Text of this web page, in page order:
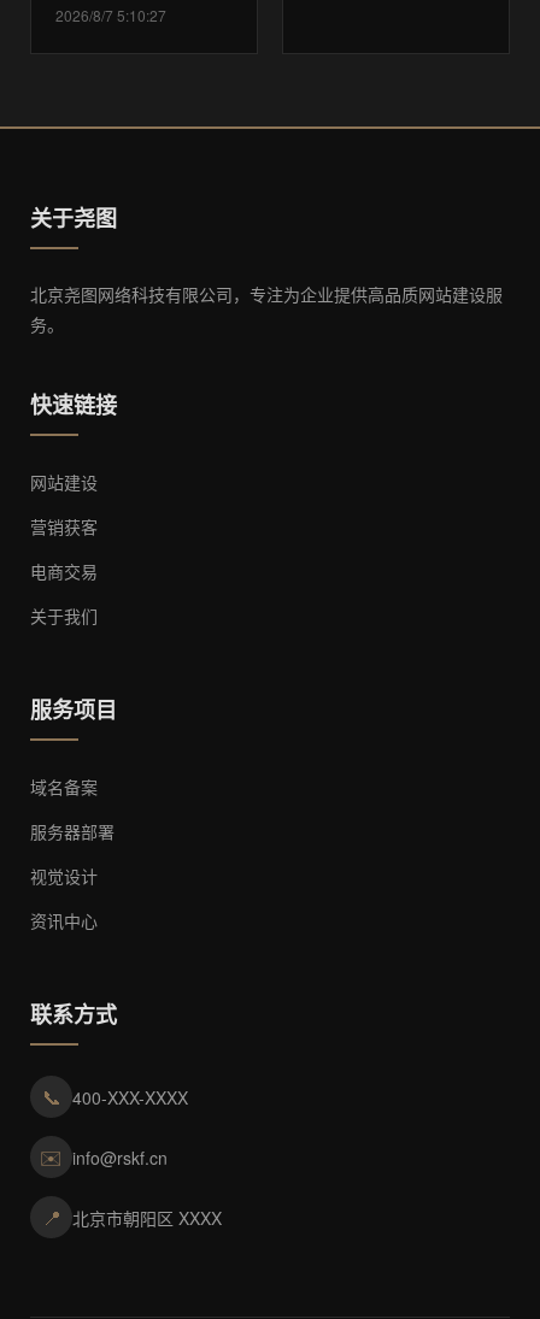
2026/8/7 5:10:27
关于尧图
北京尧图网络科技有限公司，专注为企业提供高品质网站建设服
务。
快速链接
网站建设
营销获客
电商交易
关于我们
服务项目
域名备案
服务器部署
视觉设计
资讯中心
联系方式
📞 400-XXX-XXXX
✉️ info@rskf.cn
📍 北京市朝阳区 XXXX